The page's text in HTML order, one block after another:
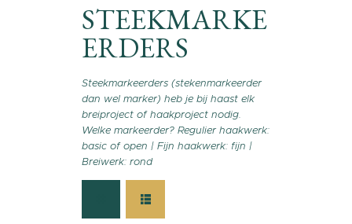
STEEKMARKE
ERDERS
Steekmarkeerders (stekenmarkeerder
dan wel marker) heb je bij haast elk
breiproject of haakproject nodig.
Welke markeerder? Regulier haakwerk:
basic of open | Fijn haakwerk: fijn |
Breiwerk: rond